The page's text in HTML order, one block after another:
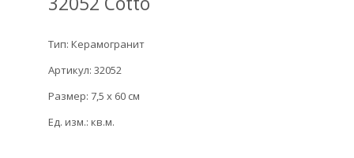
Тип: Керамогранит
Артикул: 32052
Размер: 7,5 x 60 см
Ед. изм.: кв.м.